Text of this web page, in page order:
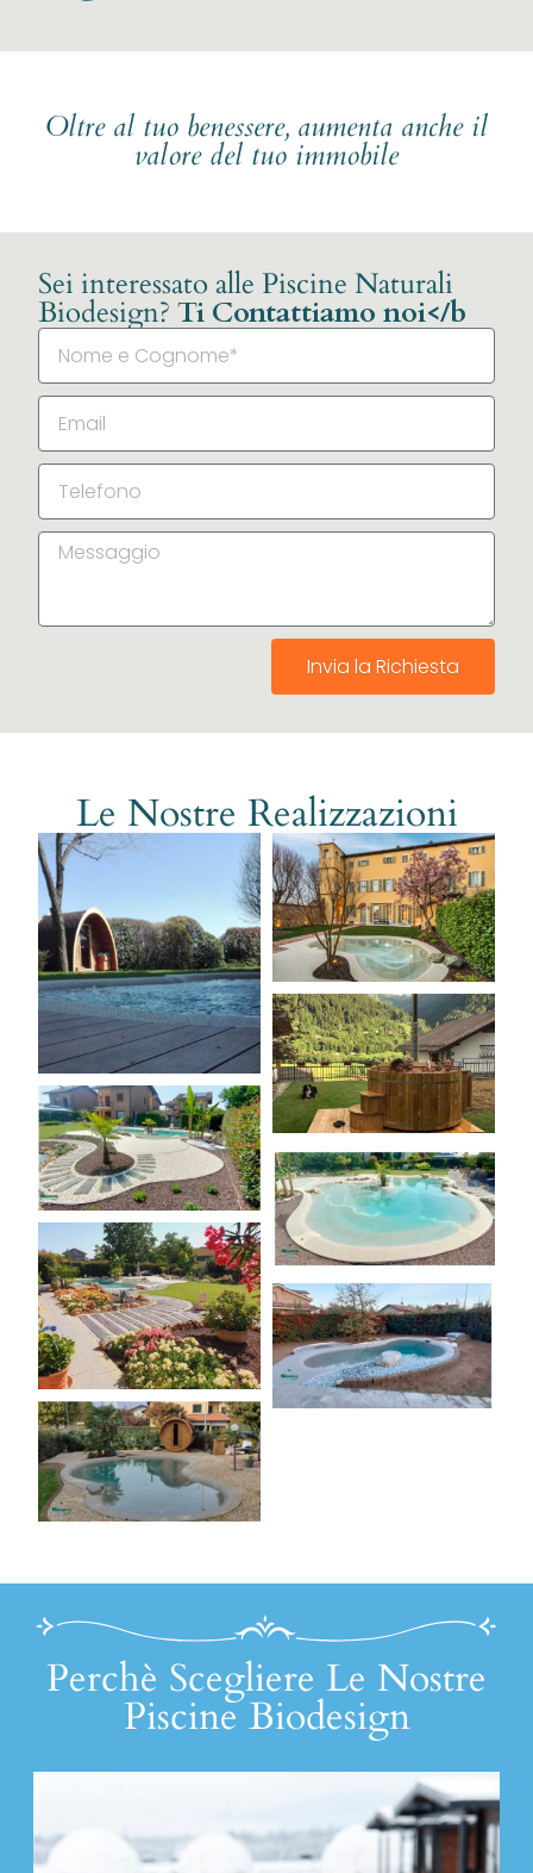
Oltre al tuo benessere, aumenta anche il
valore del tuo immobile
Sei interessato alle Piscine Naturali
Biodesign? Ti Contattiamo noi</b
Invia la Richiesta
Le Nostre Realizzazioni
Perchè Scegliere Le Nostre
Piscine Biodesign